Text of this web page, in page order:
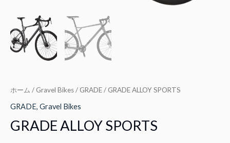
ホーム / Gravel Bikes/ GRADE/ GRADE ALLOY SPORTS
GRADE, Gravel Bikes
GRADE ALLOY SPORTS